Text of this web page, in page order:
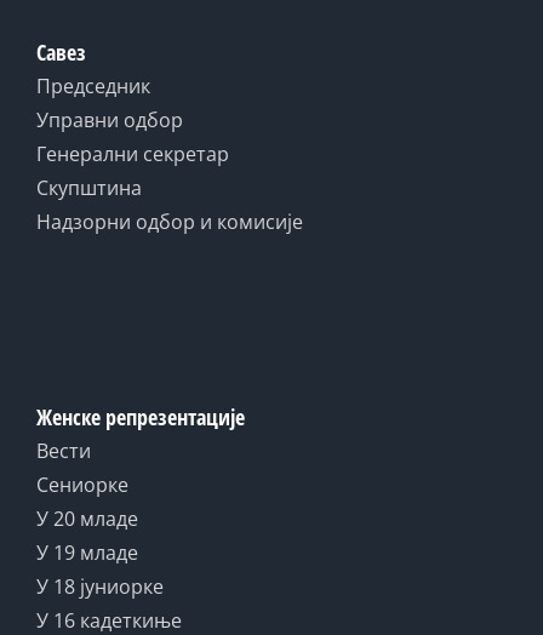
Савез
Председник
Управни одбор
Генерални секретар
Скупштина
Надзорни одбор и комисије
Женске репрезентације
Вести
Сениорке
У 20 младе
У 19 младе
У 18 јуниорке
У 16 кадеткиње